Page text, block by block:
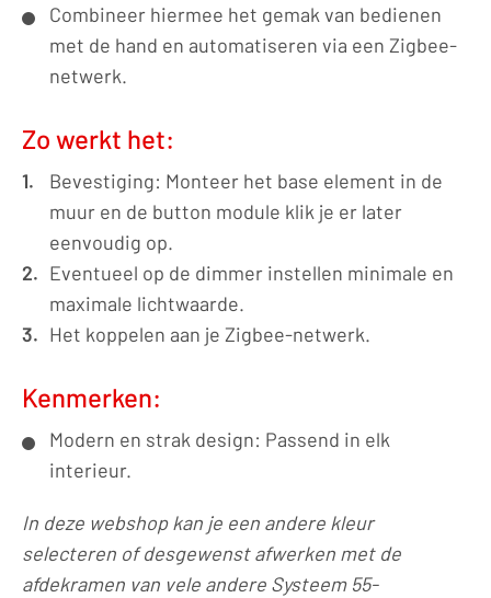
Combineer hiermee het gemak van bedienen
met de hand en automatiseren via een Zigbee-
netwerk.
Zo werkt het:
Bevestiging: Monteer het base element in de
muur en de button module klik je er later
eenvoudig op.
Eventueel op de dimmer instellen minimale en
maximale lichtwaarde.
Het koppelen aan je Zigbee-netwerk.
Kenmerken:
Modern en strak design: Passend in elk
interieur.
In deze webshop kan je een andere kleur
selecteren of desgewenst afwerken met de
afdekramen van vele andere Systeem 55-